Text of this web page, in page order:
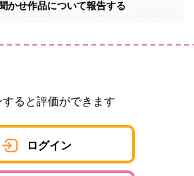
かせ作品について報告する
すると評価ができます
ログイン